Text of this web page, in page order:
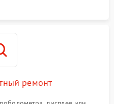
ремонт